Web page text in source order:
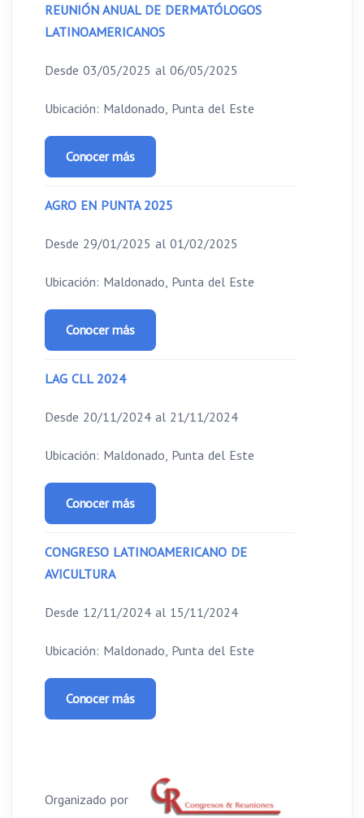
REUNIÓN ANUAL DE DERMATÓLOGOS
LATINOAMERICANOS
Desde 03/05/2025 al 06/05/2025
Ubicación: Maldonado, Punta del Este
Conocer más
AGRO EN PUNTA 2025
Desde 29/01/2025 al 01/02/2025
Ubicación: Maldonado, Punta del Este
Conocer más
LAG CLL 2024
Desde 20/11/2024 al 21/11/2024
Ubicación: Maldonado, Punta del Este
Conocer más
CONGRESO LATINOAMERICANO DE
AVICULTURA
Desde 12/11/2024 al 15/11/2024
Ubicación: Maldonado, Punta del Este
Conocer más
Organizado por